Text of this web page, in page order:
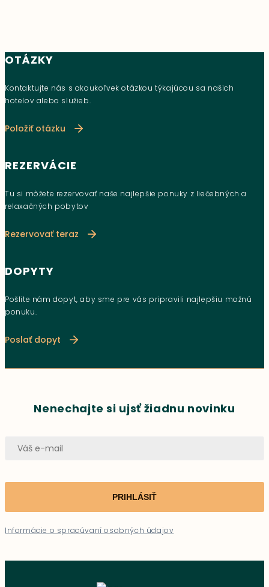
OTÁZKY
Kontaktujte nás s akoukoľvek otázkou týkajúcou sa našich
hotelov alebo služieb.
Položiť otázku
REZERVÁCIE
Tu si môžete rezervovať naše najlepšie ponuky z liečebných a
relaxačných pobytov
Rezervovať teraz
DOPYTY
Pošlite nám dopyt, aby sme pre vás pripravili najlepšiu možnú
ponuku.
Poslať dopyt
Nenechajte si ujsť žiadnu novinku
PRIHLÁSIŤ
Informácie o spracúvaní osobných údajov